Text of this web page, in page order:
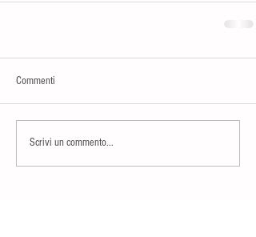
Commenti
Scrivi un commento...